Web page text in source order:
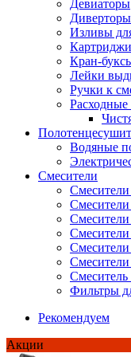
Девиаторы
Диверторы
Изливы
Картриджи
Кран-
Лейки
Ручки к
Водяные
Смесители
Фильтры
Рекомендуем
Акции